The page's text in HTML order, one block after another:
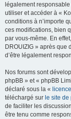
légalement
utiliser et accéder à «
conditions à n’importe
ces modifications, bien
par vous-même. En
DROUIZIG » après que
d’être légalement
Nos forums sont
phpBB » et « phpBB
déclaré sous la «
téléchargé sur le site
de faciliter les
être tenu comme